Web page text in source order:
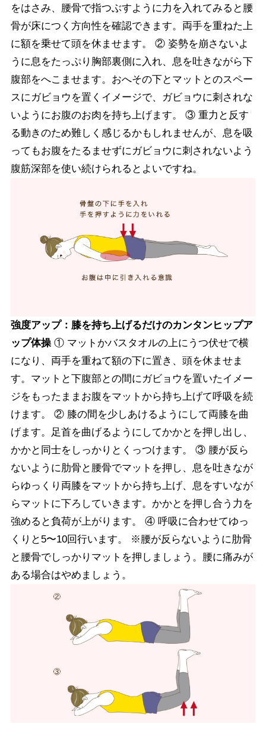
をはさみ、腰骨で指つぶすように力を入れてみると腰
骨が床につく方向性を確認できます。両手を重ねた上
に額を乗せて頭を休ませます。 ② 姿勢を崩さないよ
うに息をたっぷり胸部裏側に入れ、息を吐きながら下
腹部をへこませます。おへその下とマットとのスペー
スにガビョウを置くイメージで、ガビョウに刺されな
いようにお腹のお肉を持ち上げます。 ③ 重力と反す
る動きのため難しく感じるかもしれませんが、息を吸
ってもお腹をたるませずにガビョウに刺されないよう
腹筋深部を使い続けられるとよいですね。
強度アップ：膝を持ち上げるだけのカンタンヒップア
ップ体操① マットかバスタオルの上にうつ伏せで横
になり、両手を重ねて額の下に置き、頭を休ませま
す。マットと下腹部との間にガビョウを置いたイメー
ジをもったままお腹をマットから持ち上げて呼吸を続
けます。 ② 膝の間を少しあけるようにして両膝を曲
げます。足首を曲げるようにしてかかとを押し出し、
かかと同士をしっかりとくっつけます。 ③ 腰が反ら
ないように肋骨と腰骨でマットを押し、息を吐きなが
らゆっくり両膝をマットから持ち上げ、息をすいなが
らマットに下ろしていきます。かかとを押し合う力を
強めると負荷が上がります。 ④ 呼吸に合わせてゆっ
くりと5〜10回行います。 ※腰が反らないように肋骨
と腰骨でしっかりマットを押しましょう。腰に痛みが
ある場合はやめましょう。